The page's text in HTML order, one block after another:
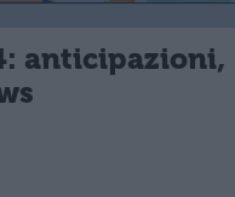
anticipazioni,